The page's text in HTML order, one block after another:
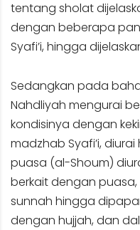
tentang sholat
dengan beberapa
Syafi’i, hingga
Sedangkan pada
Nahdliyah mengurai
kondisinya dengan
madzhab Syafi’i,
puasa (al-Shoum)
berkait dengan
sunnah hingga
dengan hujjah, dan